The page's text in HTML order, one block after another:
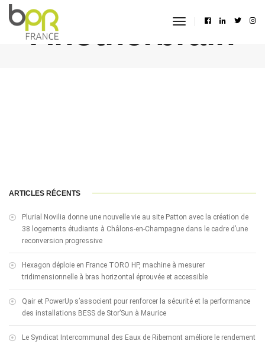
toggle
Anotherbrain
ARTICLES RÉCENTS
Plurial Novilia donne une nouvelle vie au site Patton avec la création de
38 logements étudiants à Châlons-en-Champagne dans le cadre d’une
reconversion progressive
Hexagon déploie en France TORO HP, machine à mesurer
tridimensionnelle à bras horizontal éprouvée et accessible
Qair et PowerUp s’associent pour renforcer la sécurité et la performance
des installations BESS de Stor’Sun à Maurice
Le Syndicat Intercommunal des Eaux de Ribemont améliore le rendement